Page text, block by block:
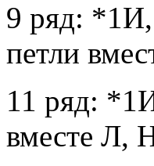
9 ряд:
петли
11 ряд:
вместе Л,